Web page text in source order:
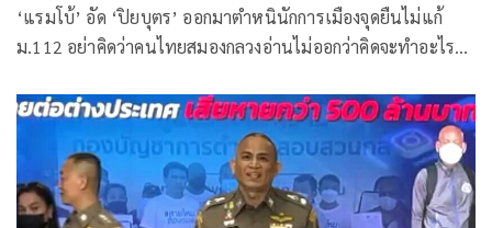
‘แรมโบ้’ อัด ‘ปิยบุตร’ ออกมาตำหนินักการเมืองจุดยืนไม่แก้
ม.112 อย่าคิดว่าคนไทยสมองกลวงอ่านไม่ออกว่าคิดจะทำอะไรกับ
ประเทศอื่น